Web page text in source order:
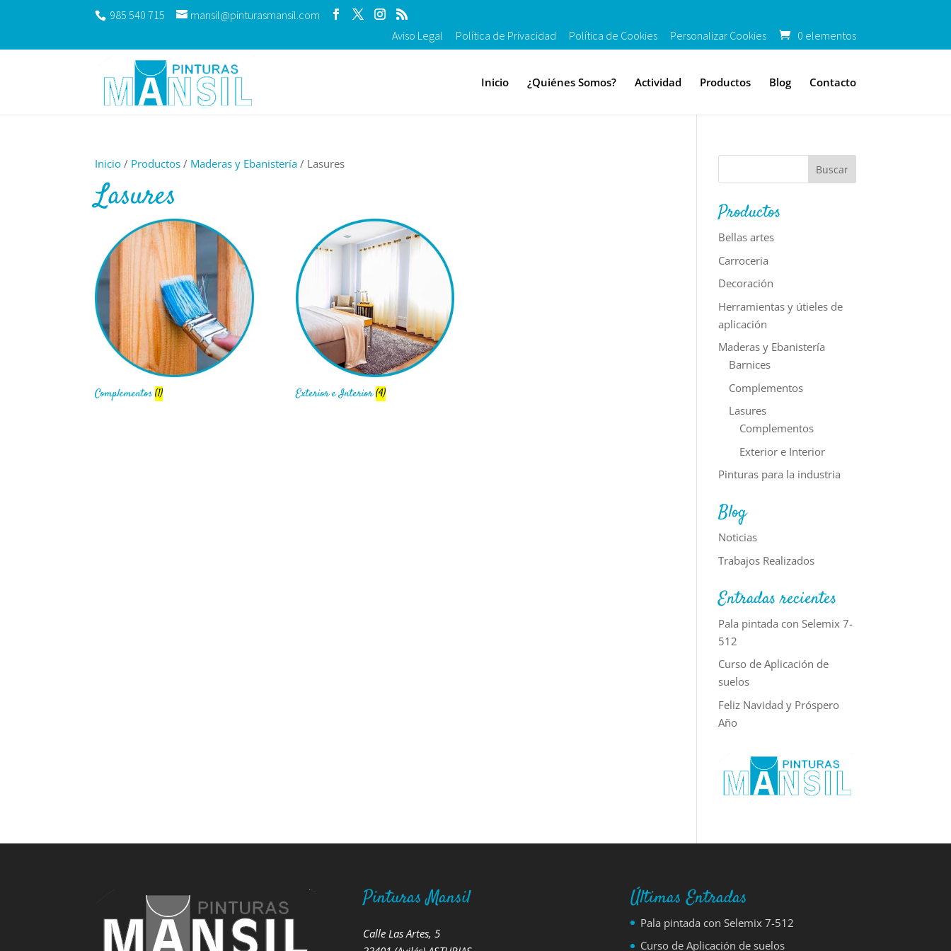
985 540 715
mansil@pinturasmansil.com
Aviso Legal
Política de Privacidad Política de Cookies Personalizar Cookies 0 elementos
Inicio ¿Quiénes Somos? Actividad Productos Blog Contacto
Inicio / Productos / Maderas y Ebanistería / Lasures
Lasures
Complementos(1) Exterior e Interior(4)
Productos
Bellas artes
Carroceria
Decoración
Herramientas y útieles de
aplicación
Maderas y Ebanistería
Barnices
Complementos
Lasures
Complementos
Exterior e Interior
Pinturas para la industria
Blog
Noticias
Trabajos Realizados
Entradas recientes
Pala pintada con Selemix 7-
512
Curso de Aplicación de
suelos
Feliz Navidad y Próspero
Año
Pinturas Mansil
Calle Las Artes, 5
Últimas Entradas
Pala pintada con Selemix 7-512
Curso de Aplicación de suelos